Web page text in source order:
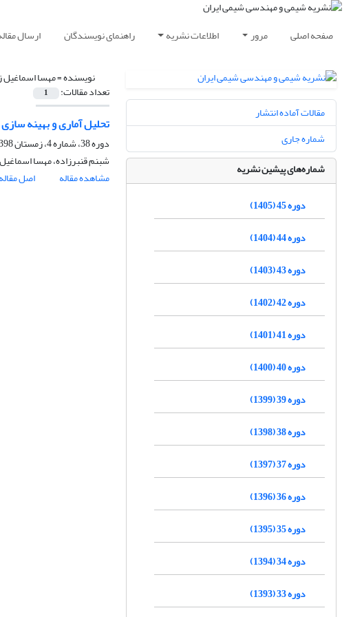
صفحه اصلی مرور اطلاعات نشریه راهنمای نویسندگان ارسال
نویسنده =مهسا اسماغیل
تعداد مقالات: 1
تحلیل آماری و بهینه سازی
دوره 38، شماره 4، زمستان 1398، صفحه
شبنم قنبرزاده، مهسا
مشاهده مقاله
اصل مقاله
مقالات آماده انتشار
شماره جاری
شماره‌های پیشین نشریه
دوره 45 (1405)
دوره 44 (1404)
دوره 43 (1403)
دوره 42 (1402)
دوره 41 (1401)
دوره 40 (1400)
دوره 39 (1399)
دوره 38 (1398)
دوره 37 (1397)
دوره 36 (1396)
دوره 35 (1395)
دوره 34 (1394)
دوره 33 (1393)